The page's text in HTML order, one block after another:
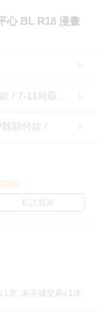
心 BL R18 漫畫
額付款 /
私訊賣家
次 未完成交易≦1次